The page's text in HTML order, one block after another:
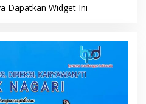
Dapatkan Widget Ini